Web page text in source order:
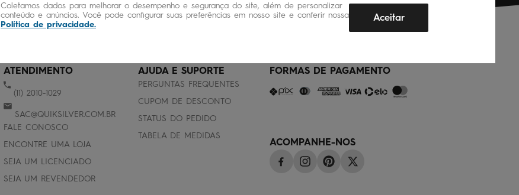
Coletamos dados para melhorar o desempenho e segurança do site, além de personalizar
conteúdo e anúncios. Você pode configurar suas preferências em nosso site e conferir nossa
Política de privacidade.
Aceitar
ATENDIMENTO
(11) 2010-1029
SAC@QUIKSILVER.COM.BR
FALE CONOSCO
ENCONTRE UMA LOJA
SEJA UM LICENCIADO
SEJA UM REVENDEDOR
AJUDA E SUPORTE
PERGUNTAS FREQUENTES
CUPOM DE DESCONTO
STATUS DO PEDIDO
TABELA DE MEDIDAS
FORMAS DE PAGAMENTO
ACOMPANHE-NOS